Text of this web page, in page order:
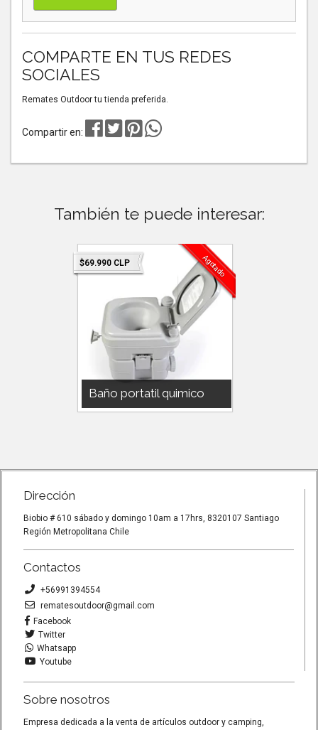
COMPARTE EN TUS REDES
SOCIALES
Remates Outdoor tu tienda preferida.
Compartir en:
También te puede interesar:
$69.990 CLP Agotado
Baño portatil quimico
Baño portatil químico. Muy
Dirección
Biobio # 610 sábado y domingo 10am a 17hrs, 8320107 Santiago
Región Metropolitana Chile
Contactos
+56991394554
rematesoutdoor@gmail.com
Facebook
Twitter
Whatsapp
Youtube
Sobre nosotros
Empresa dedicada a la venta de artículos outdoor y camping,